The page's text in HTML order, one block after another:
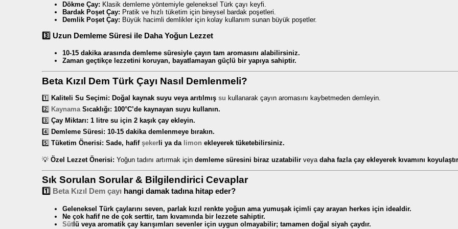
Dökme Çay: Klasik demleme yöntemiyle geleneksel Türk çayı keyfi.
Bardak Poşet Çay: Pratik ve hızlı tüketim için bireysel bardak poşetleri.
Demlik Poşet Çay: Büyük hacimli demlikler için kolay kullanım sunan büyük poşetler.
3️⃣ Uzun Demleme Süresi ile Daha Yoğun Lezzet
10-15 dakika arasında demleme süresiyle çayın tam aromasını alabilirsiniz.
Zaman geçtikçe lezzetini koruyan, bayatlamayan güçlü bir yapıya sahiptir.
Beta Kızıl Dem Türk Çayı Nasıl Demlenmeli?
1️⃣ Kaliteli Su Seçimi: Doğal kaynak suyu veya arıtılmış su kullanarak çayın aromasını kaybetmeden demleyin.
2️⃣ KaynamaSıcaklığı: 100°C’de kaynayan suyu kullanın.
3️⃣ Çay Miktarı: 1 litre su için 2 kaşık çay ekleyin.
4️⃣ Demleme Süresi: 10-15 dakika demlenmeye bırakın.
5️⃣ Tüketim Önerisi: Sade, hafif şeker li ya da limon ekleyerek tüketebilirsiniz.
💡 Özel Lezzet Önerisi: Yoğun tadını artırmak için demleme süresini biraz uzatabilir veya daha fazla çay ekleyerek kıvamını
Sık Sorulan Sorular & Bilgilendirici Cevaplar
1️⃣ Beta Kızıl Dem çayı hangi damak tadına hitap eder?
Geleneksel Türk çaylarını seven, parlak kızıl renkte yoğun ama yumuşak içimli çay arayan herkes için idealdir.
Ne çok hafif ne de çok serttir, tam kıvamında bir lezzete sahiptir.
Süt lü veya aromatik çay karışımları sevenler için uygun olmayabilir; tamamen doğal siyah çaydır.